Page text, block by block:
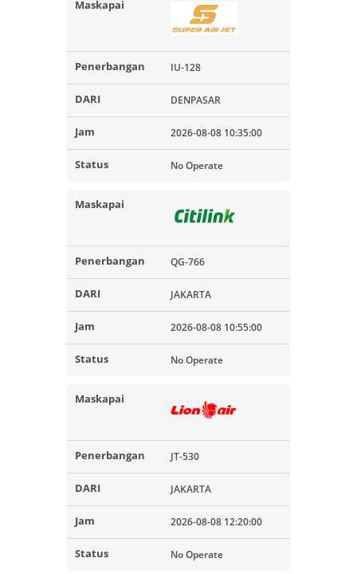
IU-128
DENPASAR
2026-08-08 10:35:00
No Operate
QG-766
JAKARTA
2026-08-08 10:55:00
No Operate
JT-530
JAKARTA
2026-08-08 12:20:00
No Operate